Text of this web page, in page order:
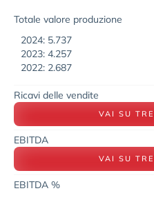
Totale valore produzione
2024: 5.737
2023: 4.257
2022: 2.687
Ricavi delle vendite
VAI SU
EBITDA
VAI SU
EBITDA %